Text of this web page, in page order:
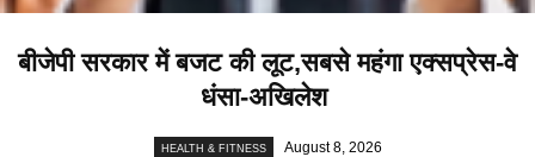
बीजेपी सरकार में बजट की लूट,सबसे महंगा एक्सप्रेस-वे
धंसा-अखिलेश
HEALTH & FITNESS August 8, 2026